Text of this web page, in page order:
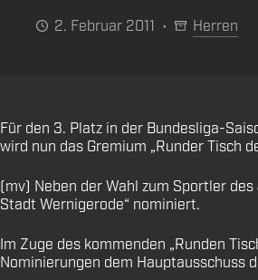
2. Februar 2011
Herren
Für den 3. Platz in der Bundesliga-
wird nun das Gremium „Runder Tisch
(mv) Neben der Wahl zum Sportler
Stadt Wernigerode“ nominiert.
Im Zuge des kommenden „Runden
Nominierungen dem Hauptausschuss